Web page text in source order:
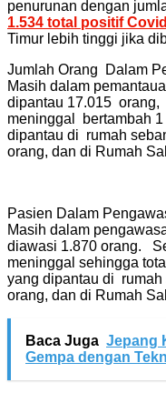
penurunan dengan
1.534 total positif
Timur lebih tinggi jika
Jumlah Orang Dalam
Masih dalam
dipantau 17.015 orang,
meninggal bertambah
dipantau di rumah
orang, dan di Rumah
Pasien Dalam
Masih dalam
diawasi 1.870 orang.
meninggal sehingga
yang dipantau di rumah
orang, dan di Rumah
Baca Juga Jepang
Gempa dengan